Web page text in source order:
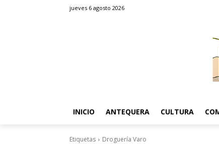
jueves 6 agosto 2026
INICIO ANTEQUERA CULTURA
Etiquetas Droguería Varo